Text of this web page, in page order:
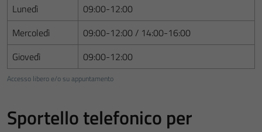
Accesso libero e/o su appuntamento
Lunedì
09:00-12:00
Mercoledì
09:00-12:00 / 14:00-16:00
Giovedì
09:00-12:00
Sportello telefonico per